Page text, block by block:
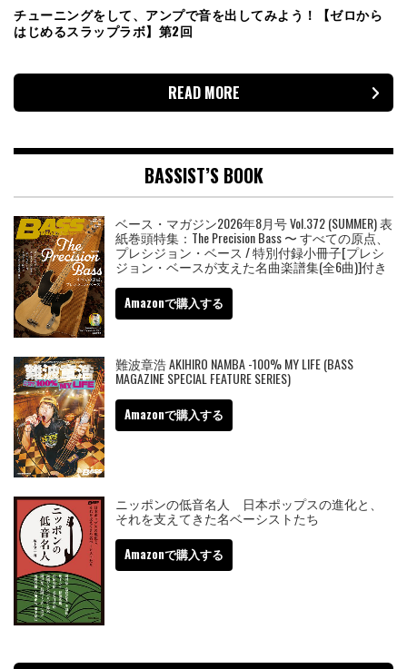
チューニングをして、アンプで音を出してみよう！【ゼロから
はじめるスラップラボ】第2回
READ MORE
BASSIST’S BOOK
ベース・マガジン2026年8月号 Vol.372 (SUMMER) 表
紙巻頭特集：The Precision Bass 〜 すべての原点、
プレシジョン・ベース / 特別付録小冊子[プレシ
ジョン・ベースが支えた名曲楽譜集(全6曲)]付き
Amazonで購入する
難波章浩 AKIHIRO NAMBA -100% MY LIFE (BASS
MAGAZINE SPECIAL FEATURE SERIES)
Amazonで購入する
ニッポンの低音名人 日本ポップスの進化と、
それを支えてきた名ベーシストたち
Amazonで購入する